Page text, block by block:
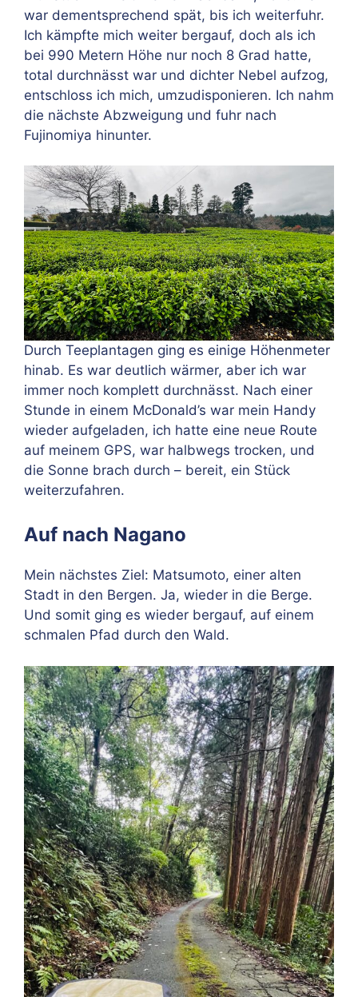
war dementsprechend spät, bis ich weiterfuhr.
Ich kämpfte mich weiter bergauf, doch als ich
bei 990 Metern Höhe nur noch 8 Grad hatte,
total durchnässt war und dichter Nebel aufzog,
entschloss ich mich, umzudisponieren. Ich nahm
die nächste Abzweigung und fuhr nach
Fujinomiya hinunter.
Durch Teeplantagen ging es einige Höhenmeter
hinab. Es war deutlich wärmer, aber ich war
immer noch komplett durchnässt. Nach einer
Stunde in einem McDonald’s war mein Handy
wieder aufgeladen, ich hatte eine neue Route
auf meinem GPS, war halbwegs trocken, und
die Sonne brach durch – bereit, ein Stück
weiterzufahren.
Auf nach Nagano
Mein nächstes Ziel: Matsumoto, einer alten
Stadt in den Bergen. Ja, wieder in die Berge.
Und somit ging es wieder bergauf, auf einem
schmalen Pfad durch den Wald.